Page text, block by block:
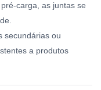
carga, as juntas se
secundárias ou
a produtos